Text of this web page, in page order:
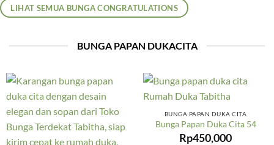
LIHAT SEMUA BUNGA CONGRATULATIONS
BUNGA PAPAN DUKACITA
BUNGA PAPAN DUKA CITA
Bunga Papan Duka Cita 54
Rp450,000